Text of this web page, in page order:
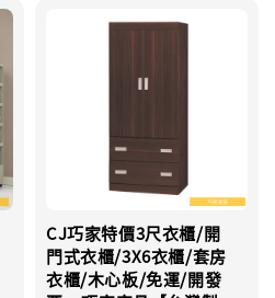
CJ巧家特價3尺衣櫃/開
門式衣櫃/3X6衣櫃/套房
衣櫃/木心板/免運/開發